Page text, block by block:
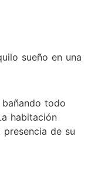
sueño en una
todo
habitación
de su